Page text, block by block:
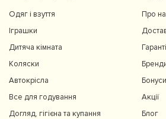
Одяг і взуття
Іграшки
Дитяча кімната
Коляски
Автокрісла
Все для годування
Догляд, гігієна та купання
Про
Бонуси
Акції
Блог